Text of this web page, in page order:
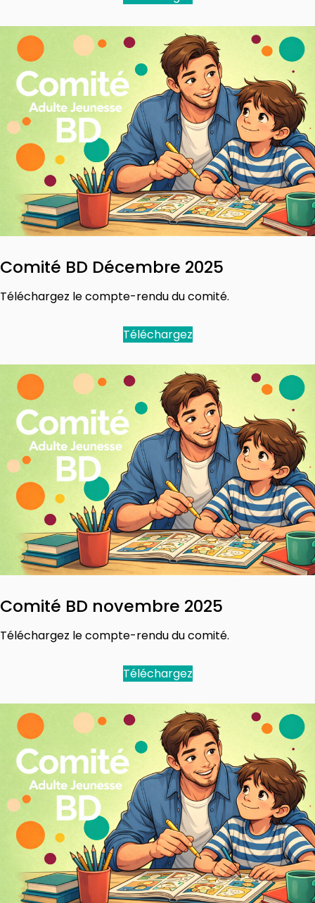
Comité BD Décembre 2025
Téléchargez le compte-rendu du comité.
Téléchargez
Comité BD novembre 2025
Téléchargez le compte-rendu du comité.
Téléchargez